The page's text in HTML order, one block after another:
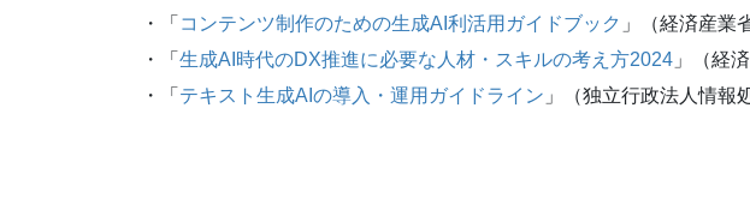
・「 コンテンツ制作のための生成AI利活用ガイドブック 」（経済産業
・「 生成AI時代のDX推進に必要な人材・スキルの考え方2024 」（経
・「 テキスト生成AIの導入・運用ガイドライン 」（独立行政法人情報